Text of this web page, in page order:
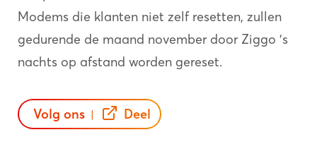
Modems die klanten niet zelf resetten, zullen
gedurende de maand november door Ziggo 's
nachts op afstand worden gereset.
Volg ons | Deel